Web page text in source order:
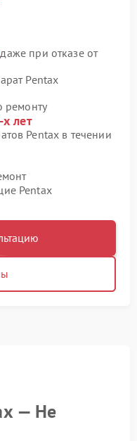
даже при отказе от
Pentax
ремонту
лет
Pentax в течении
Pentax
— Не